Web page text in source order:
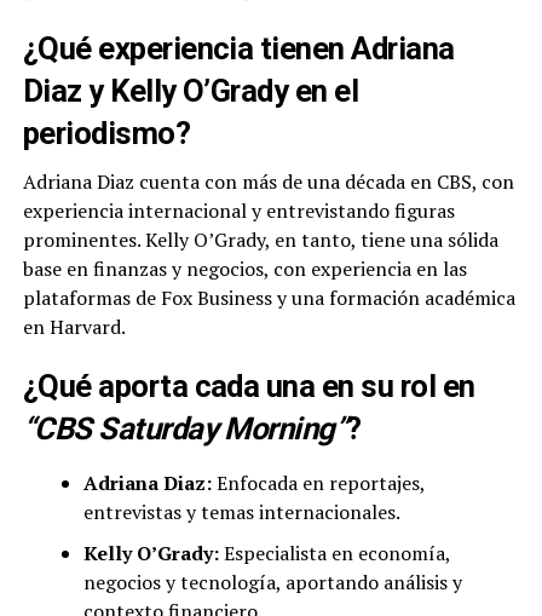
¿Qué experiencia tienen Adriana
Diaz y Kelly O’Grady en el
periodismo?
Adriana Diaz cuenta con más de una década en CBS, con
experiencia internacional y entrevistando figuras
prominentes. Kelly O’Grady, en tanto, tiene una sólida
base en finanzas y negocios, con experiencia en las
plataformas de Fox Business y una formación académica
en Harvard.
¿Qué aporta cada una en su rol en
“CBS Saturday Morning”?
Adriana Diaz:Enfocada en reportajes,
entrevistas y temas internacionales.
Kelly O’Grady:Especialista en economía,
negocios y tecnología, aportando análisis y